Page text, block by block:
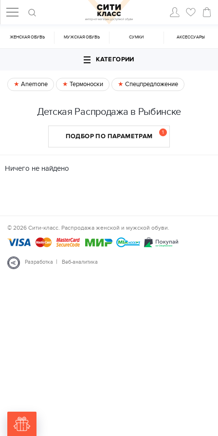
ЖЕНСКАЯ ОБУВЬ МУЖСКАЯ ОБУВЬ CУМКИ АКСЕССУАРЫ
КАТЕГОРИИ
Anemone Термоноски Спецпредложение
Детская Распродажа в Рыбинске
ПОДБОР ПО ПАРАМЕТРАМ 1
Ничего не найдено
© 2026 Сити-класс. Распродажа женской и мужской обуви.
Разработка | Веб-аналитика